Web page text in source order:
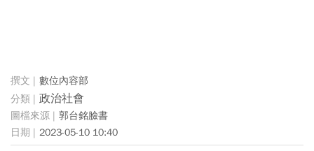
數位內容部
政治社會
郭台銘臉書
2023-05-10 10:40